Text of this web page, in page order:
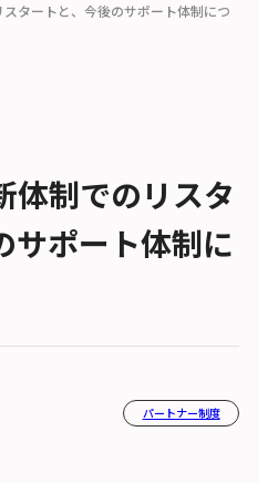
スタートと、今後のサポート体制につ
体制でのリスタ
サポート体制に
パートナー制度